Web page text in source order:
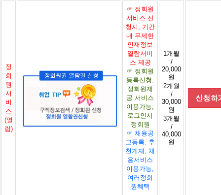
정
회
원
서
비
스
(열
람)
☞ 정회원
서비스 신
청시, 기간
내 무제한
인재정보
열람서비
스 제공
☞ 정회원
등록신청,
정회원제
공 서비스
이용가능,
로그인시
정회원
☞ 채용공
고등록, 추
천게재, 채
용서비스
이용가능,
여러정회
원혜택
1개월
/
20,000
원
2개월
/
30,000
원
3개월
/
40,000
원